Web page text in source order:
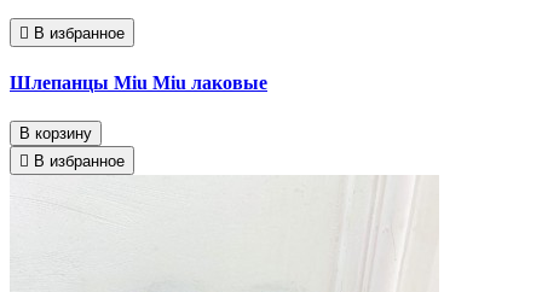
В избранное
Шлепанцы Miu Miu лаковые
В корзину
В избранное